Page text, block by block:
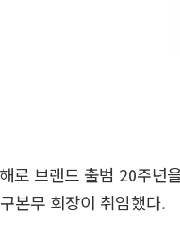
로 브랜드 출범 20주년
본무 회장이 취임했다.